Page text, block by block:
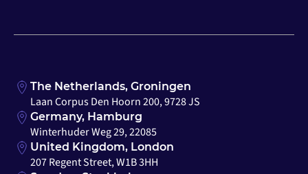
The Netherlands, Groningen
Laan Corpus Den Hoorn 200, 9728 JS
Germany, Hamburg
Winterhuder Weg 29, 22085
United Kingdom, London
207 Regent Street, W1B 3HH